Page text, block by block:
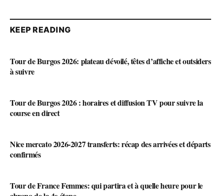
KEEP READING
Tour de Burgos 2026: plateau dévoilé, têtes d’affiche et outsiders
à suivre
Tour de Burgos 2026 : horaires et diffusion TV pour suivre la
course en direct
Nice mercato 2026-2027 transferts: récap des arrivées et départs
confirmés
Tour de France Femmes: qui partira et à quelle heure pour le